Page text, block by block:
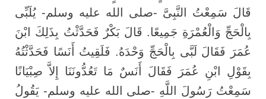
قَالَ سَمِعْتُ النَّبِىَّ -صلى الله عليه وسلم- يُلَبِّى
بِالْحَجِّ وَالْعُمْرَةِ جَمِيعًا. قَالَ بَكْرٌ فَحَدَّثْتُ بِذَلِكَ ابْنَ
عُمَرَ فَقَالَ لَبَّى بِالْحَجِّ وَحْدَهُ. فَلَقِيتُ أَنَسًا فَحَدَّثْتُهُ
بِقَوْلِ ابْنِ عُمَرَ فَقَالَ أَنَسٌ مَا تَعُدُّونَنَا إِلاَّ صِبْيَانًا
سَمِعْتُ رَسُولَ اللَّهِ -صلى الله عليه وسلم- يَقُولُ